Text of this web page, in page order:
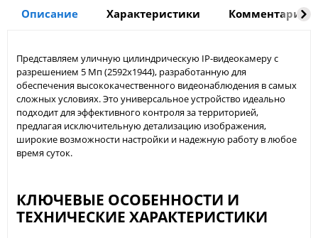
Описание Характеристики Комментарии
Представляем уличную цилиндрическую IP-видеокамеру с
разрешением 5 Мп (2592x1944), разработанную для
обеспечения высококачественного видеонаблюдения в самых
сложных условиях. Это универсальное устройство идеально
подходит для эффективного контроля за территорией,
предлагая исключительную детализацию изображения,
широкие возможности настройки и надежную работу в любое
время суток.
КЛЮЧЕВЫЕ ОСОБЕННОСТИ И
ТЕХНИЧЕСКИЕ ХАРАКТЕРИСТИКИ